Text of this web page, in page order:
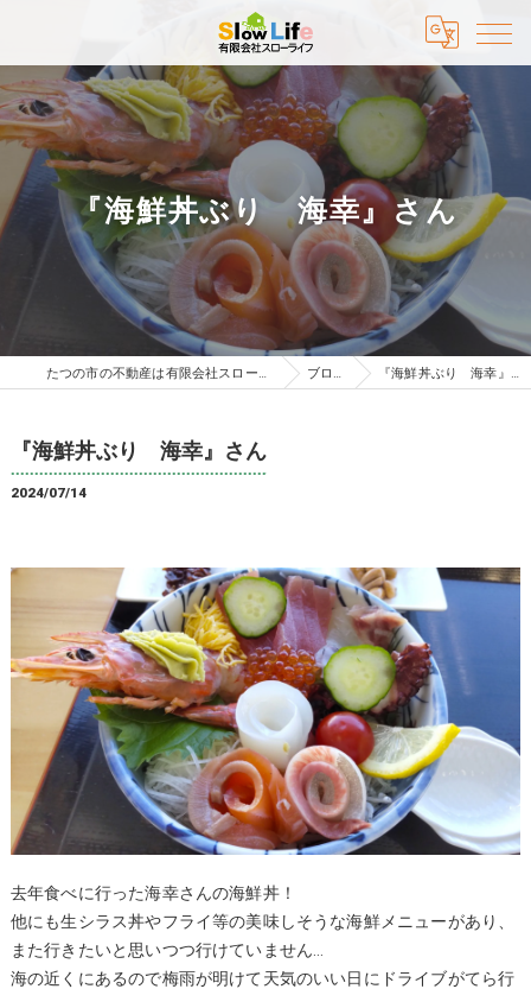
『海鮮丼ぶり 海幸』さん
たつの市の不動産は有限会社スローライフ ブログ 『海鮮丼ぶり 海幸』さん
『海鮮丼ぶり 海幸』さん
2024/07/14
去年食べに行った海幸さんの海鮮丼！
他にも生シラス丼やフライ等の美味しそうな海鮮メニューがあり、
また行きたいと思いつつ行けていません…
海の近くにあるので梅雨が明けて天気のいい日にドライブがてら行